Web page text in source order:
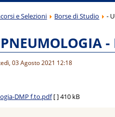
e Selezioni Borse di Studio -
03 Agosto 2021 12:18
DMP f.to.pdf [ ]410 kB